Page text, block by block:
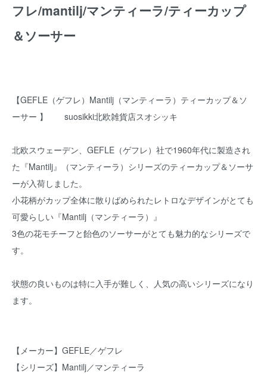
フレ/mantilj/マンティーラ/ティーカップ
＆ソーサー
【GEFLE（ゲフレ）Mantilj（マンティーラ）ティーカップ＆ソ
ーサー 】 suosikki北欧雑貨店スオシッキ
北欧スウェーデン、GEFLE（ゲフレ）社で1960年代に製造され
た『Mantilj』（マンティーラ）シリーズのティーカップ＆ソーサ
ーが入荷しました。
小花柄がカップ全体に散りばめられたレトロなデザインがとても
可愛らしい『Mantilj（マンティーラ）』
3色の花モチーフと飴色のソーサーがとても魅力的なシリーズで
す。
状態の良いものは特に入手が難しく、人気の高いシリーズになり
ます。
【メーカー】GEFLE／ゲフレ
【シリーズ】Mantilj／マンティーラ